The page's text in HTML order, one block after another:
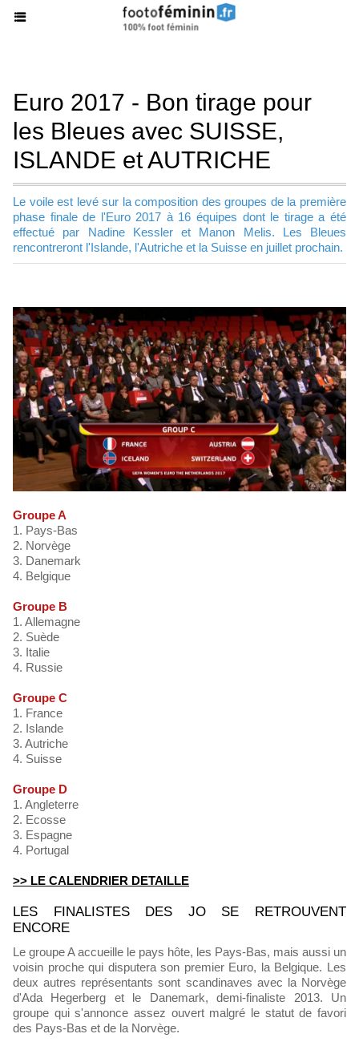
Euro 2017 - Bon tirage pour
les Bleues avec SUISSE,
ISLANDE et AUTRICHE
Le voile est levé sur la composition des groupes de la première
phase finale de l'Euro 2017 à 16 équipes dont le tirage a été
effectué par Nadine Kessler et Manon Melis. Les Bleues
rencontreront l'Islande, l'Autriche et la Suisse en juillet prochain.
Groupe A
1. Pays-Bas
2. Norvège
3. Danemark
4. Belgique
Groupe B
1. Allemagne
2. Suède
3. Italie
4. Russie
Groupe C
1. France
2. Islande
3. Autriche
4. Suisse
Groupe D
1. Angleterre
2. Ecosse
3. Espagne
4. Portugal
>> LE CALENDRIER DETAILLE
LES FINALISTES DES JO SE RETROUVENT
ENCORE
Le groupe A accueille le pays hôte, les Pays-Bas, mais aussi un
voisin proche qui disputera son premier Euro, la Belgique. Les
deux autres représentants sont scandinaves avec la Norvège
d'Ada Hegerberg et le Danemark, demi-finaliste 2013. Un
groupe qui s'annonce assez ouvert malgré le statut de favori
des Pays-Bas et de la Norvège.